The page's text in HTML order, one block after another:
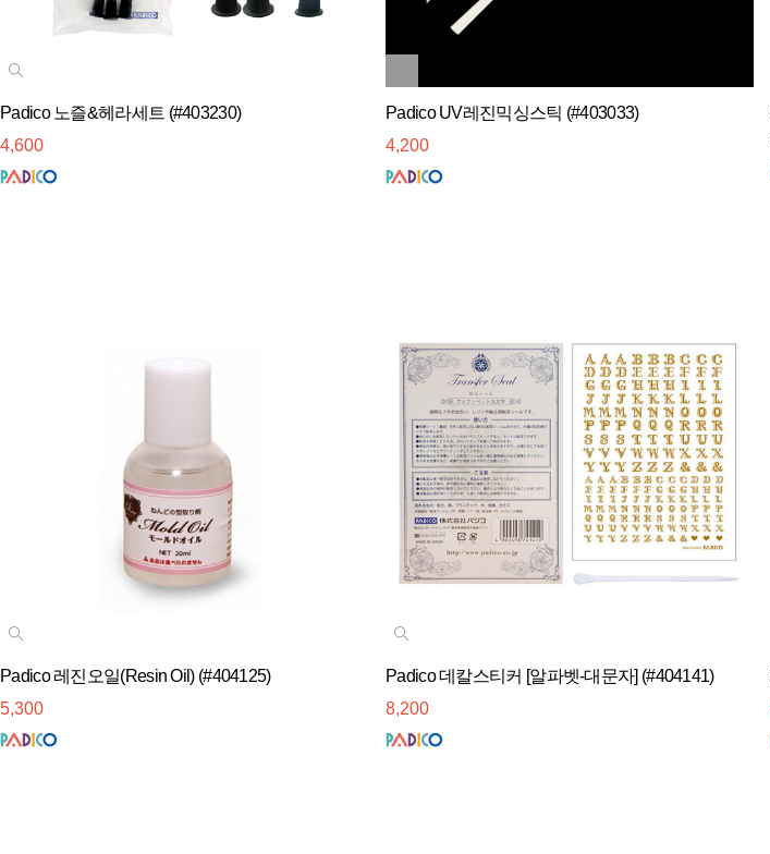
Padico 노즐&헤라세트 (#403230)
4,600
Padico UV레진믹싱스틱 (#403033)
4,200
Padico 레진오일(Resin Oil) (#404125)
5,300
Padico 데칼스티커 [알파벳-대문자] (#404141)
8,200